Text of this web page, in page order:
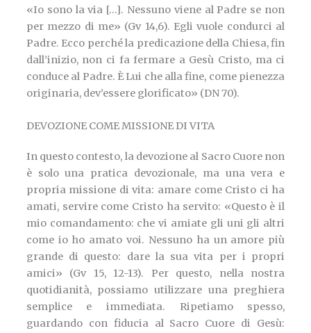
«Io sono la via […]. Nessuno viene al Padre se non
per mezzo di me» (Gv 14,6). Egli vuole condurci al
Padre. Ecco perché la predicazione della Chiesa, fin
dall’inizio, non ci fa fermare a Gesù Cristo, ma ci
conduce al Padre. È Lui che alla fine, come pienezza
originaria, dev’essere glorificato» (DN 70).
DEVOZIONE COME MISSIONE DI VITA
In questo contesto, la devozione al Sacro Cuore non
è solo una pratica devozionale, ma una vera e
propria missione di vita: amare come Cristo ci ha
amati, servire come Cristo ha servito: «Questo è il
mio comandamento: che vi amiate gli uni gli altri
come io ho amato voi. Nessuno ha un amore più
grande di questo: dare la sua vita per i propri
amici» (Gv 15, 12-13). Per questo, nella nostra
quotidianità, possiamo utilizzare una preghiera
semplice e immediata. Ripetiamo spesso,
guardando con fiducia al Sacro Cuore di Gesù: